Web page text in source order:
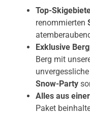
Top-
renommierten
Exklusive
Berg mit
Snow-Party
Alles aus
Paket